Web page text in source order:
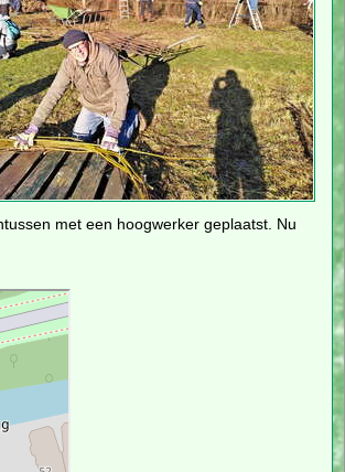
met een hoogwerker geplaatst. Nu